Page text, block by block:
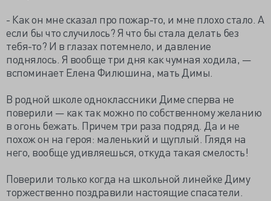
- Как он мне сказал про пожар-то, и мне плохо стало. А
если бы что случилось? Я что бы стала делать без
тебя-то? И в глазах потемнело, и давление
поднялось. Я вообще три дня как чумная ходила, —
вспоминает Елена Филюшина, мать Димы.
В родной школе одноклассники Диме сперва не
поверили — как так можно по собственному желанию
в огонь бежать. Причем три раза подряд. Да и не
похож он на героя: маленький и щуплый. Глядя на
него, вообще удивляешься, откуда такая смелость!
Поверили только когда на школьной линейке Диму
торжественно поздравили настоящие спасатели.